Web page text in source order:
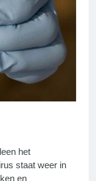
het
staat weer in
en